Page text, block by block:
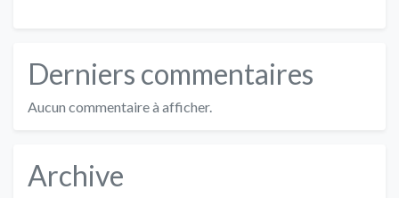
Derniers commentaires
Aucun commentaire à afficher.
Archive